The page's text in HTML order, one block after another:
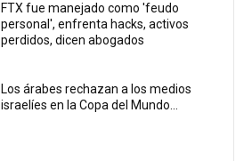
FTX fue manejado como 'feudo
personal', enfrenta hacks, activos
perdidos, dicen abogados
Los árabes rechazan a los medios
israelíes en la Copa del Mundo...